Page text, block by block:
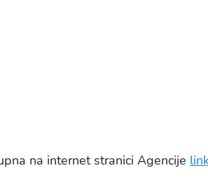
na internet stranici Agencije